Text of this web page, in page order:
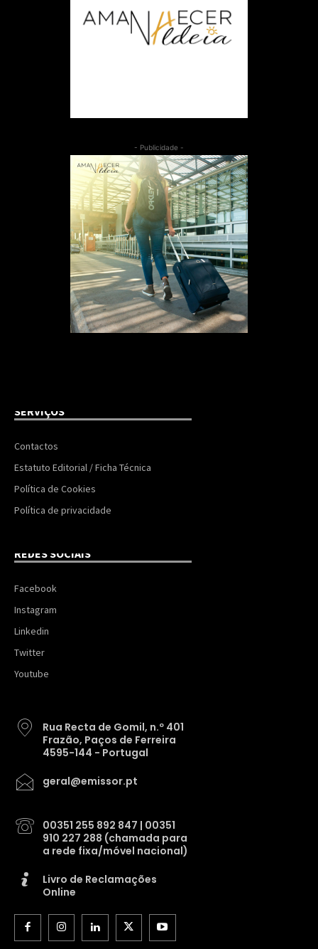
- Publicidade -
SERVIÇOS
Contactos
Estatuto Editorial / Ficha Técnica
Política de Cookies
Política de privacidade
REDES SOCIAIS
Facebook
Instagram
Linkedin
Twitter
Youtube
Rua Recta de Gomil, n.º 401
Frazão, Paços de Ferreira
4595-144 - Portugal
geral@emissor.pt
00351 255 892 847 | 00351
910 227 288 (chamada para
a rede fixa/móvel nacional)
Livro de Reclamações
Online